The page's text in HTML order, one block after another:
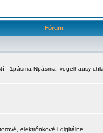
Fórum
- 1pásma-Npásma, vogelhausy-
elektrónkové i digitálne.